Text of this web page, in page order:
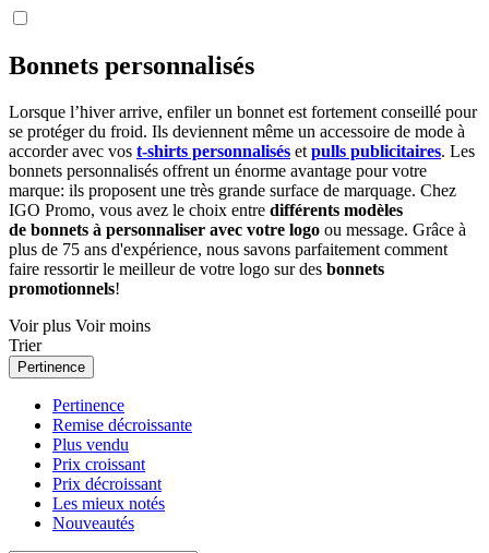
Bonnets personnalisés
Lorsque l’hiver arrive, enfiler un bonnet est fortement conseillé pour
se protéger du froid. Ils deviennent même un accessoire de mode à
accorder avec vos t-shirts personnalisés et pulls publicitaires. Les
bonnets personnalisés offrent un énorme avantage pour votre
marque: ils proposent une très grande surface de marquage. Chez
IGO Promo, vous avez le choix entre différents modèles
de bonnets à personnaliser avec votre logo ou message. Grâce à
plus de 75 ans d'expérience, nous savons parfaitement comment
faire ressortir le meilleur de votre logo sur des bonnets
promotionnels!
Voir plus Voir moins
Trier
Pertinence
Pertinence
Remise décroissante
Plus vendu
Prix croissant
Prix décroissant
Les mieux notés
Nouveautés